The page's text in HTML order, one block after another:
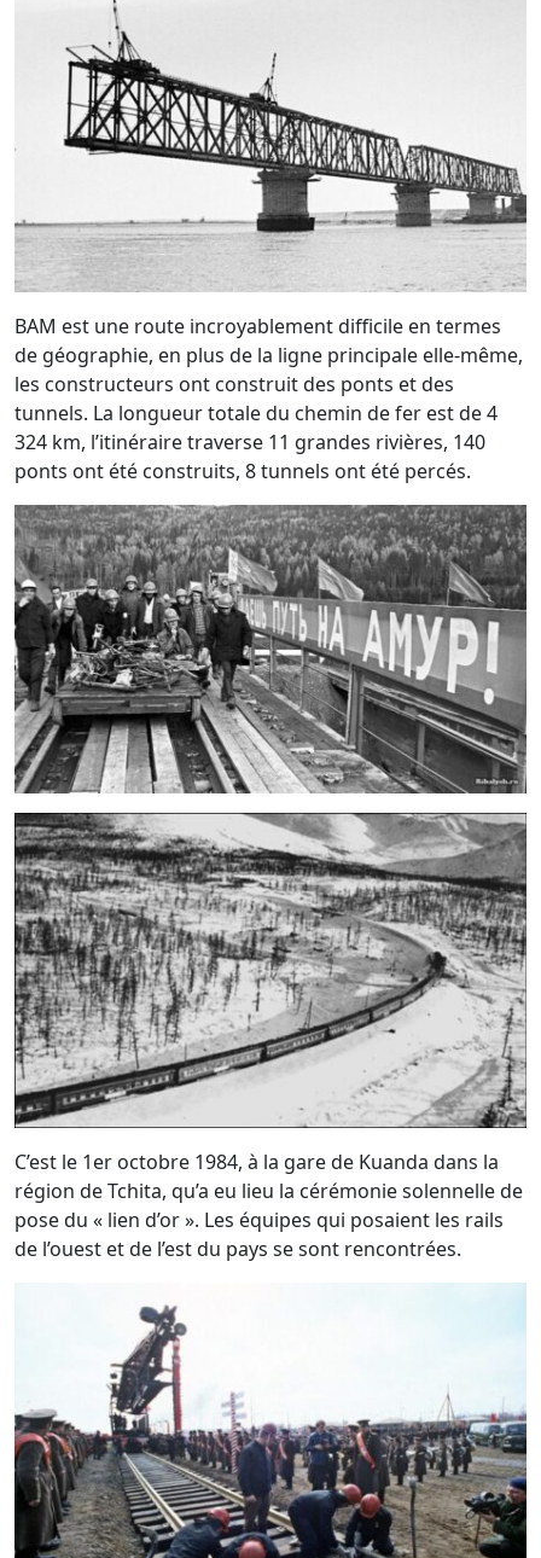
BAM est une route incroyablement difficile en termes
de géographie, en plus de la ligne principale elle-même,
les constructeurs ont construit des ponts et des
tunnels. La longueur totale du chemin de fer est de 4
324 km, l’itinéraire traverse 11 grandes rivières, 140
ponts ont été construits, 8 tunnels ont été percés.
C’est le 1er octobre 1984, à la gare de Kuanda dans la
région de Tchita, qu’a eu lieu la cérémonie solennelle de
pose du « lien d’or ». Les équipes qui posaient les rails
de l’ouest et de l’est du pays se sont rencontrées.